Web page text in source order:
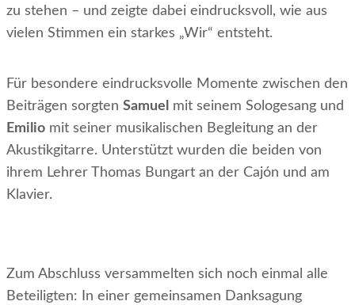
zu stehen – und zeigte dabei eindrucksvoll, wie aus
vielen Stimmen ein starkes „Wir“ entsteht.
Für besondere eindrucksvolle Momente zwischen den
Beiträgen sorgten Samuel
mit seinem Sologesang und
Emilio mit seiner musikalischen Begleitung an der
Akustikgitarre. Unterstützt wurden die beiden von
ihrem Lehrer Thomas Bungart an der Cajón und am
Klavier.
Zum Abschluss versammelten sich noch einmal alle
Beteiligten: In einer gemeinsamen Danksagung